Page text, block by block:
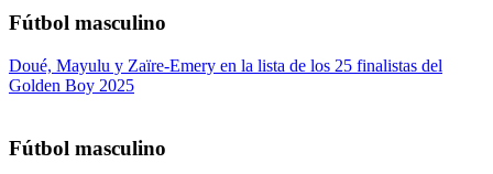
Fútbol masculino
Doué, Mayulu y Zaïre-Emery en la lista de los 25 finalistas del
Golden Boy 2025
Fútbol masculino